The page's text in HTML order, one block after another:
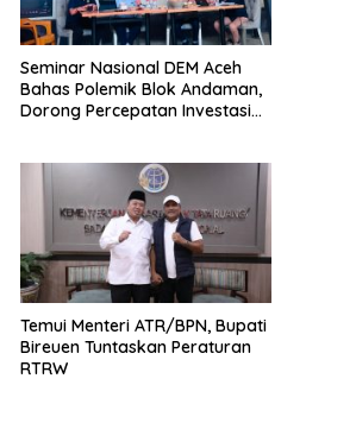
Seminar Nasional DEM Aceh
Bahas Polemik Blok Andaman,
Dorong Percepatan Investasi
Temui Menteri ATR/BPN, Bupati
Bireuen Tuntaskan Peraturan
RTRW